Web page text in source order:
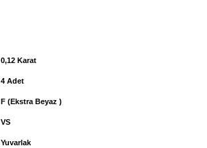
0,12 Karat
4 Adet
F (Ekstra Beyaz )
VS
Yuvarlak